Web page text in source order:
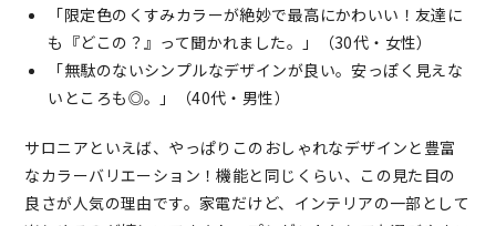
「限定色のくすみカラーが絶妙で最高にかわいい！友達に
も『どこの？』って聞かれました。」（30代・女性）
「無駄のないシンプルなデザインが良い。安っぽく見えな
いところも◎。」（40代・男性）
サロニアといえば、やっぱりこのおしゃれなデザインと豊富
なカラーバリエーション！機能と同じくらい、この見た目の
良さが人気の理由です。家電だけど、インテリアの一部として